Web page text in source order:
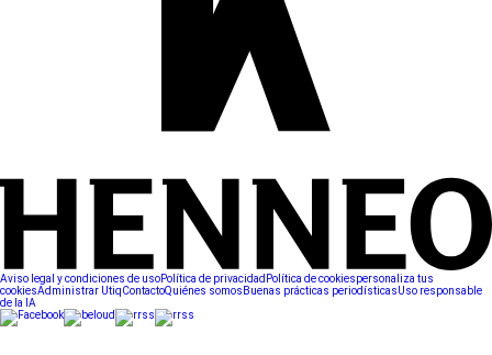
Aviso legal y condiciones de usoPolítica de privacidad Política de cookiespersonaliza tus
cookiesAdministrar UtiqContactoQuiénes somos Buenas prácticas periodísticasUso responsable
de la IA